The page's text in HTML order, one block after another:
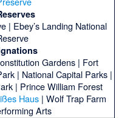
| Ebey’s Landing National
Gardens| Fort
| National Capital Parks|
| Prince William Forest
Haus| Wolf Trap Farm
Arts